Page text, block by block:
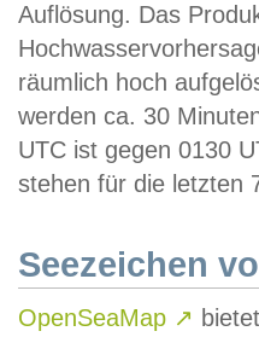
Auflösung. Das
räumlich hoch
werden ca. 30
UTC ist gegen 0130
stehen für die letzten
Seezeichen
OpenSeaMap ↗